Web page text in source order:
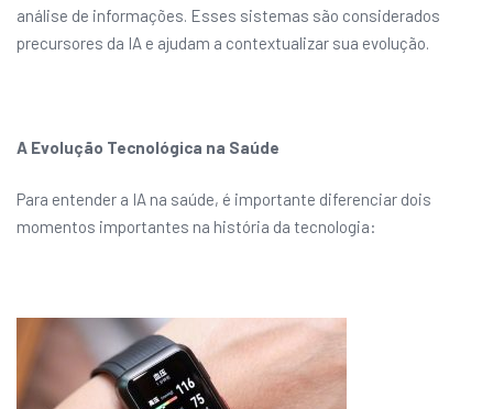
análise de informações. Esses sistemas são considerados
precursores da IA e ajudam a contextualizar sua evolução.
A Evolução Tecnológica na Saúde
Para entender a IA na saúde, é importante diferenciar dois
momentos importantes na história da tecnologia: